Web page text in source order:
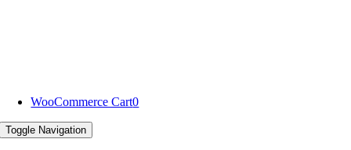
WooCommerce Cart0
Toggle Navigation